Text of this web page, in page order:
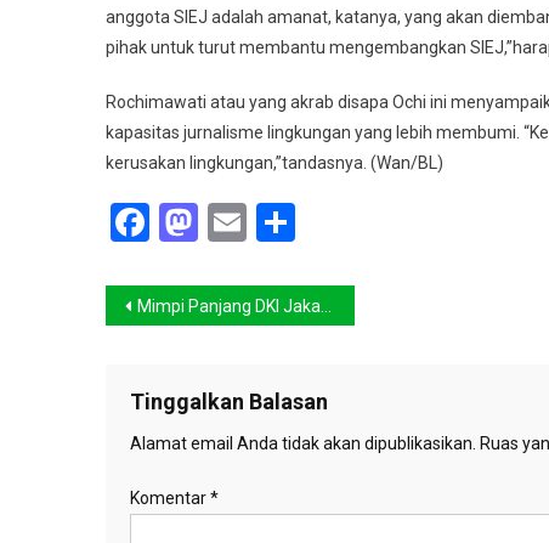
anggota SIEJ adalah amanat, katanya, yang akan
pihak untuk turut membantu mengembangkan
Rochimawati atau yang akrab disapa Ochi ini
kapasitas jurnalisme lingkungan yang lebih membumi.
kerusakan lingkungan,”tandasnya. (Wan/BL)
Facebook
Mastodon
Email
Navigasi
Mimpi Panjang DKI Jakarta Wujudkan Proyek ITF
Tinggalkan Balasan
Alamat email Anda tidak akan dipublikasikan. Ruas
Komentar*